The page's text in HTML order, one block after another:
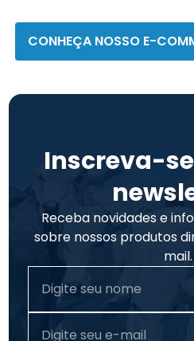
CONHEÇA NOSSO E-
Inscreva-
Receba novidades e
sobre nossos produtos
mail.